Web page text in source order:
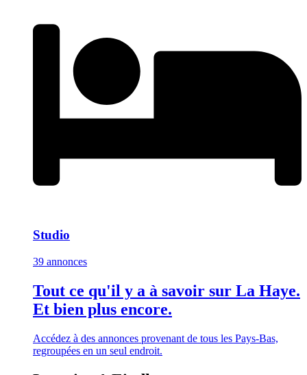
Studio
39 annonces
Tout ce qu'il y a à savoir sur La Haye.
Et bien plus encore.
Accédez à des annonces provenant de tous les Pays-Bas,
regroupées en un seul endroit.